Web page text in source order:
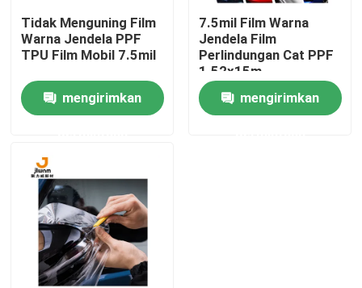
Film Warna Jendela
Kaca Film Anti Pecah
Film Perlindungan PPF
Rol Film PPF
Bungkus Mobil PPF
Tidak Menguning Film
Warna Jendela PPF
TPU Film Mobil 7.5mil
mengirimkan
7.5mil Film Warna
Jendela Film
Perlindungan Cat PPF
1.52x15m
mengirimkan